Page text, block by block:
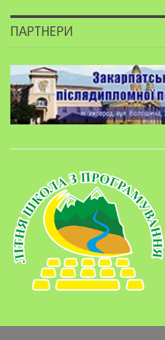
ПАРТНЕРИ